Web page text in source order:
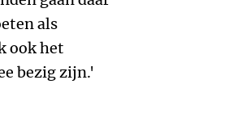
als
ook het
bezig zijn.'